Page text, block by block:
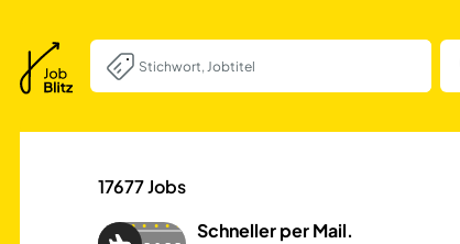
Projektleiter /
17677Jobs
Schneller per Mail.